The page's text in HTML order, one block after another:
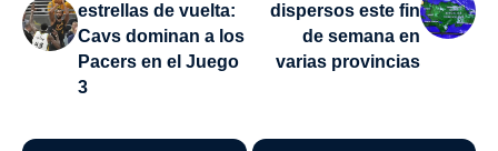
estrellas de vuelta:
Cavs dominan a los
Pacers en el Juego
3
dispersos este fin
de semana en
varias provincias